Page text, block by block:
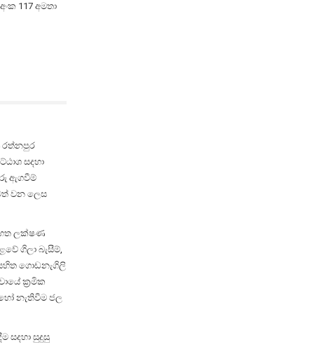
117 අමතා
රත්නපුර
සදහා
ඇගවීම්
වන ලෙස
ලක්ෂණ
ගිලා බැසීම්,
ගොඩනැගිලි
ක්‍රමික
නැතිවීම ජල
සදහා සුදුසු